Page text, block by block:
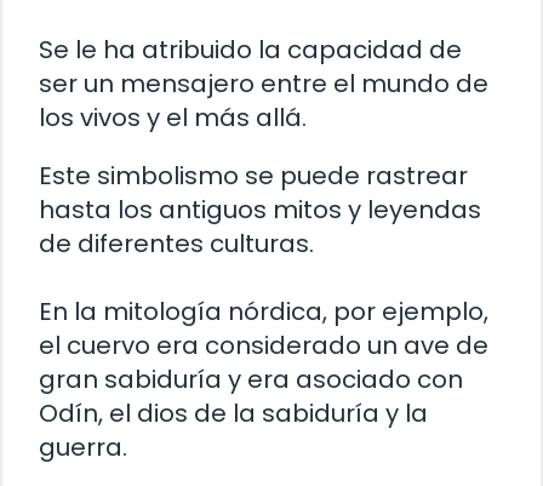
Se le ha atribuido la capacidad de
ser un mensajero entre el mundo de
los vivos y el más allá.
Este simbolismo se puede rastrear
hasta los antiguos mitos y leyendas
de diferentes culturas.
En la mitología nórdica, por ejemplo,
el cuervo era considerado un ave de
gran sabiduría y era asociado con
Odín, el dios de la sabiduría y la
guerra.